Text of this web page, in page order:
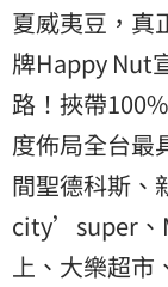
夏威夷豆，真
牌Happy Nut
路！挾帶
度佈局全台最
間聖德科斯、
city’super、
上、大樂超